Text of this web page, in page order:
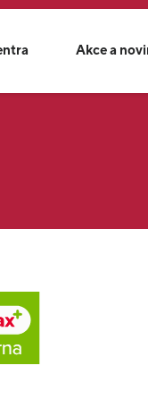
Akce a